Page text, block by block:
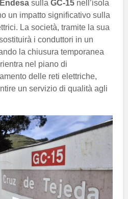
Endesa sulla GC-15 nell’isola
un impatto significativo sulla
La società, tramite la sua
i conduttori in un
la chiusura temporanea
nel piano di
delle reti elettriche,
un servizio di qualità agli